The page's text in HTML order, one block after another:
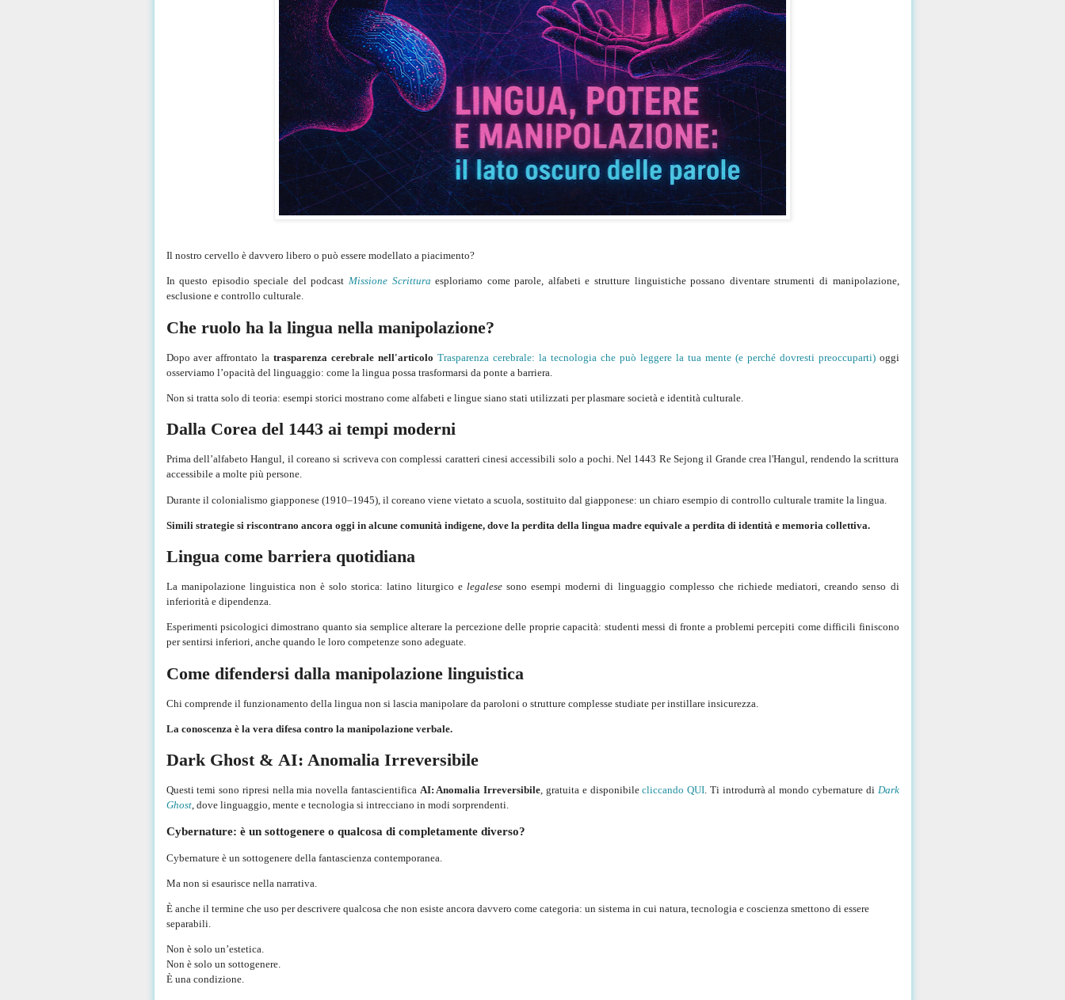
Il nostro cervello è davvero libero o può essere modellato a piacimento?
In questo episodio speciale del podcast Missione Scrittura esploriamo come parole, alfabeti e strutture linguistiche possano diventare strumenti di manipolazione,
esclusione e controllo culturale.
Che ruolo ha la lingua nella manipolazione?
Dopo aver affrontato latrasparenza cerebrale nell'articoloTrasparenza cerebrale: la tecnologia che può leggere la tua mente (e perché dovresti preoccuparti)oggi
osserviamo l’opacità del linguaggio: come la lingua possa trasformarsi da ponte a barriera.
Non si tratta solo di teoria: esempi storici mostrano come alfabeti e lingue siano stati utilizzati per plasmare società e identità culturale.
Dalla Corea del 1443 ai tempi moderni
Prima dell’alfabeto Hangul, il coreano si scriveva con complessi caratteri cinesi accessibili solo a pochi. Nel 1443 Re Sejong il Grande crea l'Hangul, rendendo la scrittura
accessibile a molte più persone.
Durante il colonialismo giapponese (1910–1945), il coreano viene vietato a scuola, sostituito dal giapponese: un chiaro esempio di controllo culturale tramite la lingua.
Simili strategie si riscontrano ancora oggi in alcune comunità indigene, dove la perdita della lingua madre equivale a perdita di identità e memoria collettiva.
Lingua come barriera quotidiana
La manipolazione linguistica non è solo storica: latino liturgico e legalesesono esempi moderni di linguaggio complesso che richiede mediatori, creando senso di
inferiorità e dipendenza.
Esperimenti psicologici dimostrano quanto sia semplice alterare la percezione delle proprie capacità: studenti messi di fronte a problemi percepiti come difficili finiscono
per sentirsi inferiori, anche quando le loro competenze sono adeguate.
Come difendersi dalla manipolazione linguistica
Chi comprende il funzionamento della lingua non si lascia manipolare da paroloni o strutture complesse studiate per instillare insicurezza.
La conoscenza è la vera difesa contro la manipolazione verbale.
Dark Ghost & AI: Anomalia Irreversibile
Questi temi sono ripresi nella mia novella fantascientifica AI: Anomalia Irreversibile, gratuita e disponibilecliccando QUI. Ti introdurrà al mondo cybernature di Dark
Ghost, dove linguaggio, mente e tecnologia si intrecciano in modi sorprendenti.
Cybernature: è un sottogenere o qualcosa di completamente diverso?
Cybernature è un sottogenere della fantascienza contemporanea.
Ma non si esaurisce nella narrativa.
È anche il termine che uso per descrivere qualcosa che non esiste ancora davvero come categoria: un sistema in cui natura, tecnologia e coscienza smettono di essere
separabili.
Non è solo un’estetica.
Non è solo un sottogenere.
È una condizione.